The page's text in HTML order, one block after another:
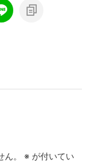
。 ※ が付いてい